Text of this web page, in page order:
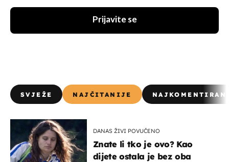
Prijavite se
SVJEŽE NAJČITANIJE
DANAS ŽIVI POVUČENO
Znate li tko je ovo? Kao
dijete ostala je bez oba